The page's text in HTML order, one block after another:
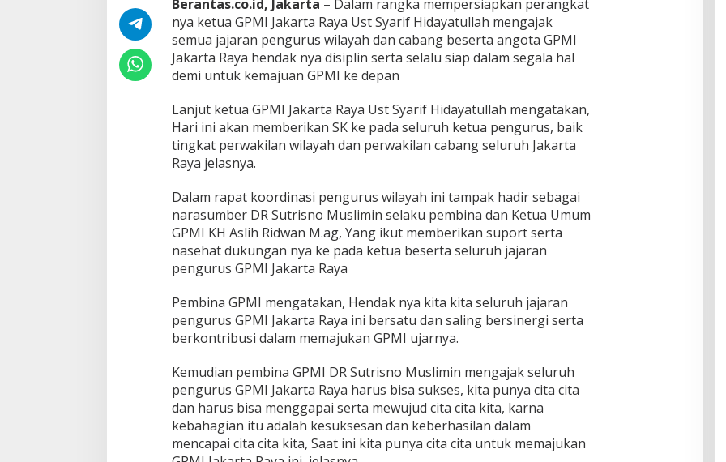
e
n
g
u
r
u
W
i
l
a
y
h
d
a
n
P
e
b
k
a
a
n
P
W
d
a
n
Berantas.co.id, Jakarta – Dalam rangka mempersiapkan perangkat
nya ketua GPMI Jakarta Raya Ust Syarif Hidayatullah mengajak
semua jajaran pengurus wilayah dan cabang beserta angota GPMI
Jakarta Raya hendak nya disiplin serta selalu siap dalam segala hal
demi untuk kemajuan GPMI ke depan
Lanjut ketua GPMI Jakarta Raya Ust Syarif Hidayatullah mengatakan,
Hari ini akan memberikan SK ke pada seluruh ketua pengurus, baik
tingkat perwakilan wilayah dan perwakilan cabang seluruh Jakarta
Raya jelasnya.
Dalam rapat koordinasi pengurus wilayah ini tampak hadir sebagai
narasumber DR Sutrisno Muslimin selaku pembina dan Ketua Umum
GPMI KH Aslih Ridwan M.ag, Yang ikut memberikan suport serta
nasehat dukungan nya ke pada ketua beserta seluruh jajaran
pengurus GPMI Jakarta Raya
Pembina GPMI mengatakan, Hendak nya kita kita seluruh jajaran
pengurus GPMI Jakarta Raya ini bersatu dan saling bersinergi serta
berkontribusi dalam memajukan GPMI ujarnya.
Kemudian pembina GPMI DR Sutrisno Muslimin mengajak seluruh
pengurus GPMI Jakarta Raya harus bisa sukses, kita punya cita cita
dan harus bisa menggapai serta mewujud cita cita kita, karna
kebahagian itu adalah kesuksesan dan keberhasilan dalam
mencapai cita cita kita, Saat ini kita punya cita cita untuk memajukan